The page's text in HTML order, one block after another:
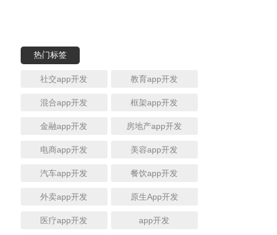
热门标签
社交app开发 教育app开发
混合app开发 框架app开发
金融app开发 房地产app开发
电商app开发 美容app开发
汽车app开发 餐饮app开发
外卖app开发 原生App开发
医疗app开发 app开发